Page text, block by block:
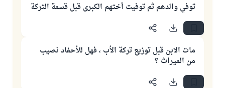
توفي والدهم ثم توفيت أختهم الكبرى قبل قسمة التركة
مات الابن قبل توزيع تركة الأب ، فهل للأحفاد نصيب
من الميراث ؟